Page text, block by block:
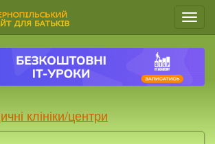
Меню
клініки/центри